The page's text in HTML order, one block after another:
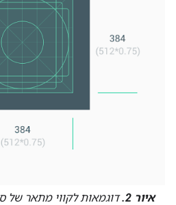
איור 2. דוגמאות לקווי מתאר של